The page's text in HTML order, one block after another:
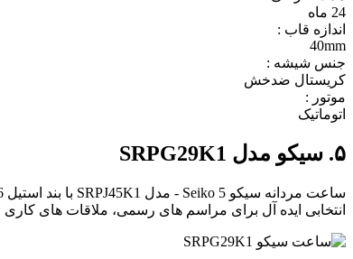
24 ماه
اندازه قاب :
40mm
جنس شیشه :
کریستال ضدخش
موتور :
اتوماتیک
۵. سیکو مدل SRPG29K1
انتخابی ایده آل برای مراسم های رسمی، ملاقات های